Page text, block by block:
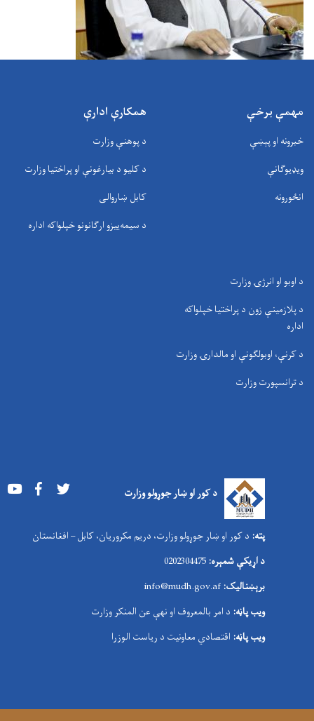
مهمې برخې
خبرونه او پېښې
ویډیوګانې
انځورونه
همکارې ادارې
د پوهنې وزارت
د کلیو د بیارغونې او پراختیا وزارت
کابل ښاروالی
د سيمه‌ييزو ارګانونو خپلواکه اداره
د اوبو او انرژۍ وزارت
د پلازمینې زون د پراختیا خپلواکه
اداره
د کرنې، اوبولګونې او مالدارۍ وزارت
د ترانسپورت وزارت
د کور او ښار جوړولو وزارت Youtube Facebook
پته: د کور او ښار جوړولو وزارت، دریم مکروریان، کابل – افغانستان
د اړیکې شمېره:
برېښنالیک:
info@mudh.gov.af
ویب پاڼه: د امر بالمعروف او نهې عن المنکر وزارت
ویب پاڼه: اقتصادي معاونیت د ریاست الوزرا